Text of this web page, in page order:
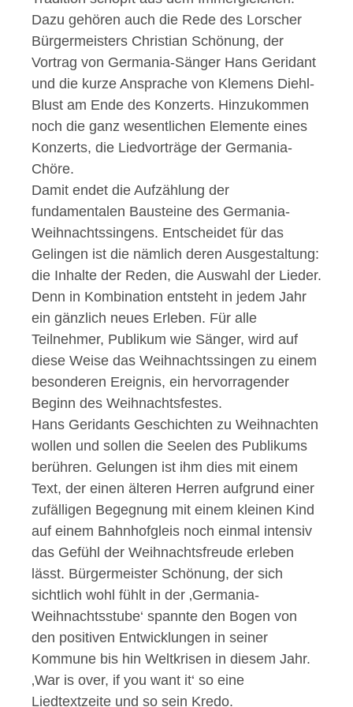
Dazu gehören auch die Rede des Lorscher
Bürgermeisters Christian Schönung, der
Vortrag von Germania-Sänger Hans Geridant
und die kurze Ansprache von Klemens Diehl-
Blust am Ende des Konzerts. Hinzukommen
noch die ganz wesentlichen Elemente eines
Konzerts, die Liedvorträge der Germania-
Chöre.
Damit endet die Aufzählung der
fundamentalen Bausteine des Germania-
Weihnachtssingens. Entscheidet für das
Gelingen ist die nämlich deren Ausgestaltung:
die Inhalte der Reden, die Auswahl der Lieder.
Denn in Kombination entsteht in jedem Jahr
ein gänzlich neues Erleben. Für alle
Teilnehmer, Publikum wie Sänger, wird auf
diese Weise das Weihnachtssingen zu einem
besonderen Ereignis, ein hervorragender
Beginn des Weihnachtsfestes.
Hans Geridants Geschichten zu Weihnachten
wollen und sollen die Seelen des Publikums
berühren. Gelungen ist ihm dies mit einem
Text, der einen älteren Herren aufgrund einer
zufälligen Begegnung mit einem kleinen Kind
auf einem Bahnhofgleis noch einmal intensiv
das Gefühl der Weihnachtsfreude erleben
lässt. Bürgermeister Schönung, der sich
sichtlich wohl fühlt in der ‚Germania-
Weihnachtsstube‘ spannte den Bogen von
den positiven Entwicklungen in seiner
Kommune bis hin Weltkrisen in diesem Jahr.
‚War is over, if you want it‘ so eine
Liedtextzeite und so sein Kredo.